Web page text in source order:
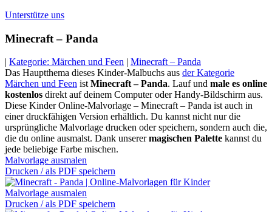
Unterstütze uns
Minecraft – Panda
| Kategorie: Märchen und Feen | Minecraft – Panda
Das Hauptthema dieses Kinder-Malbuchs aus der Kategorie
Märchen und Feen istMinecraft – Panda. Lauf und male es online
kostenlos direkt auf deinem Computer oder Handy-Bildschirm aus.
Diese Kinder Online-Malvorlage – Minecraft – Panda ist auch in
einer druckfähigen Version erhältlich. Du kannst nicht nur die
ursprüngliche Malvorlage drucken oder speichern, sondern auch die,
die du online ausmalst. Dank unserermagischen Palette kannst du
jede beliebige Farbe mischen.
Malvorlage ausmalen
Drucken / als PDF speichern
Malvorlage ausmalen
Drucken / als PDF speichern